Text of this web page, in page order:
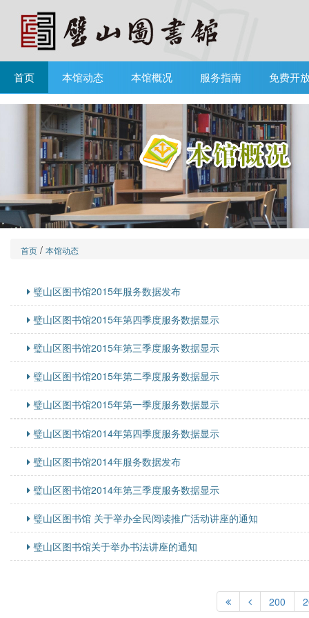
首页 本馆动态 本馆概况 服务指南 免费开
首页 / 本馆动态
璧山区图书馆2015年服务数据发布
璧山区图书馆2015年第四季度服务数据显示
璧山区图书馆2015年第三季度服务数据显示
璧山区图书馆2015年第二季度服务数据显示
璧山区图书馆2015年第一季度服务数据显示
璧山区图书馆2014年第四季度服务数据显示
璧山区图书馆2014年服务数据发布
璧山区图书馆2014年第三季度服务数据显示
璧山区图书馆 关于举办全民阅读推广活动讲座的通知
璧山区图书馆关于举办书法讲座的通知
200